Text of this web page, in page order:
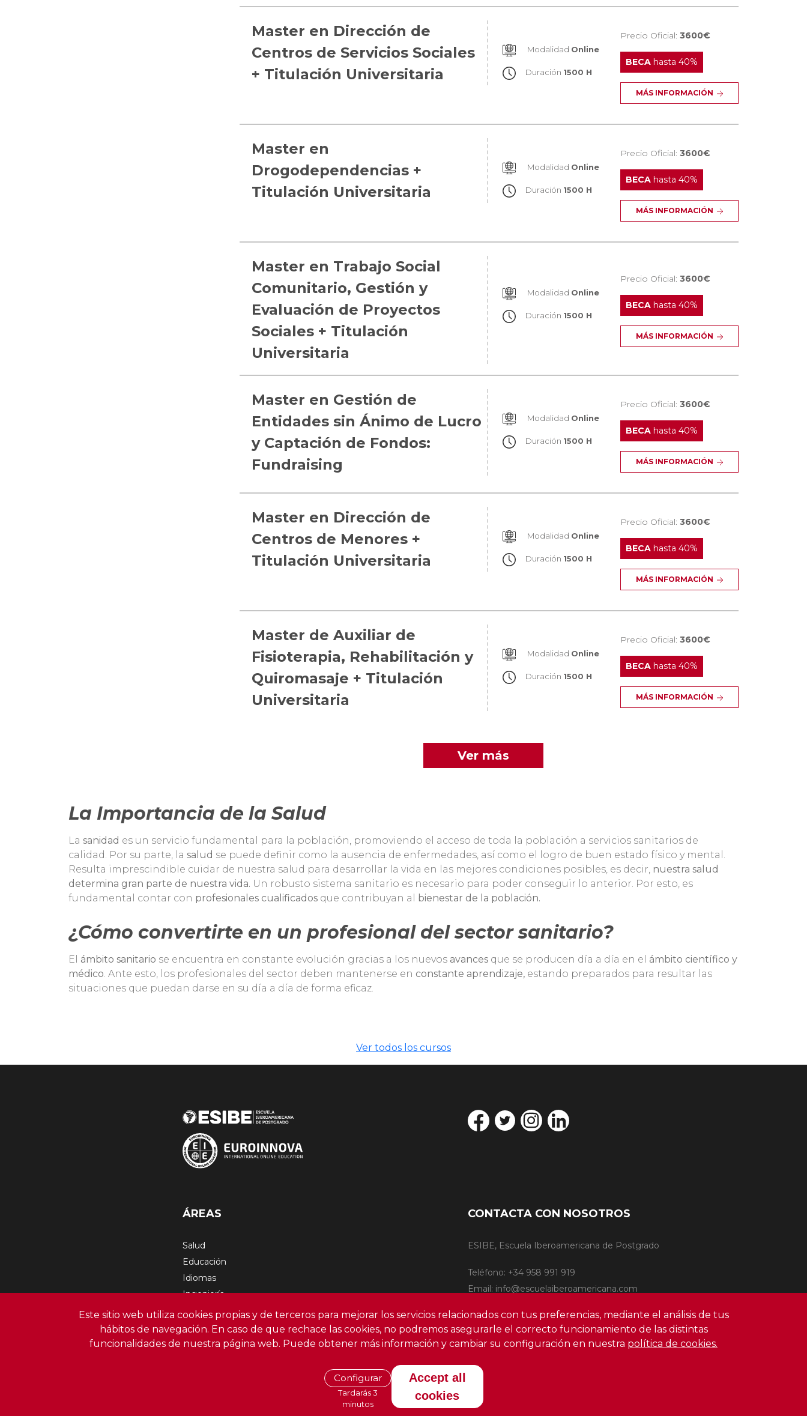
Master en Dirección de
Centros de Servicios Sociales
+ Titulación Universitaria
Modalidad Online
Duración 1500 H
Precio Oficial:3600€
BECA hasta 40%
MÁS INFORMACIÓN
Master en
Drogodependencias +
Titulación Universitaria
Modalidad Online
Duración 1500 H
Precio Oficial:3600€
BECA hasta 40%
MÁS INFORMACIÓN
Master en Trabajo Social
Comunitario, Gestión y
Evaluación de Proyectos
Sociales + Titulación
Universitaria
Modalidad Online
Duración 1500 H
Precio Oficial:3600€
BECA hasta 40%
MÁS INFORMACIÓN
Master en Gestión de
Entidades sin Ánimo de Lucro
y Captación de Fondos:
Fundraising
Modalidad Online
Duración 1500 H
Precio Oficial:3600€
BECA hasta 40%
MÁS INFORMACIÓN
Master en Dirección de
Centros de Menores +
Titulación Universitaria
Modalidad Online
Duración 1500 H
Precio Oficial:3600€
BECA hasta 40%
MÁS INFORMACIÓN
Master de Auxiliar de
Fisioterapia, Rehabilitación y
Quiromasaje + Titulación
Universitaria
Modalidad Online
Duración 1500 H
Precio Oficial:3600€
BECA hasta 40%
MÁS INFORMACIÓN
Ver más
La Importancia de la Salud
La sanidad es un servicio fundamental para la población, promoviendo el acceso de toda la población a servicios sanitarios de
calidad. Por su parte, la salud se puede definir como la ausencia de enfermedades, así como el logro de buen estado físico y mental.
Resulta imprescindible cuidar de nuestra salud para desarrollar la vida en las mejores condiciones posibles, es decir, nuestra salud
determina gran parte de nuestra vida. Un robusto sistema sanitario es necesario para poder conseguir lo anterior. Por esto, es
fundamental contar con profesionales cualificados que contribuyan al bienestar de la población.
¿Cómo convertirte en un profesional del sector sanitario?
El ámbito sanitario se encuentra en constante evolución gracias a los nuevos avances que se producen día a día en el ámbito científico y
médico. Ante esto, los profesionales del sector deben mantenerse en constante aprendizaje, estando preparados para resultar las
situaciones que puedan darse en su día a día de forma eficaz.
Ver todos los cursos
ÁREAS
Salud
Educación
Idiomas
Ingeniería
Empresa
Artes Gráficas
Medioambiente
CONTACTA CON NOSOTROS
ESIBE, Escuela Iberoamericana de Postgrado
Teléfono: +34 958 991 919
Email: info@escuelaiberoamericana.com
Aviso Legal Política de Cookies
Este sitio web utiliza cookies propias y de terceros para mejorar los servicios relacionados con tus preferencias, mediante el análisis de tus
hábitos de navegación. En caso de que rechace las cookies, no podremos asegurarle el correcto funcionamiento de las distintas
funcionalidades de nuestra página web. Puede obtener más información y cambiar su configuración en nuestra política de cookies.
Configurar
Tardarás 3
minutos
Accept all
cookies